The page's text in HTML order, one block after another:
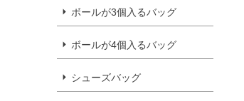
ボールが3個入るバッグ
ボールが4個入るバッグ
シューズバッグ